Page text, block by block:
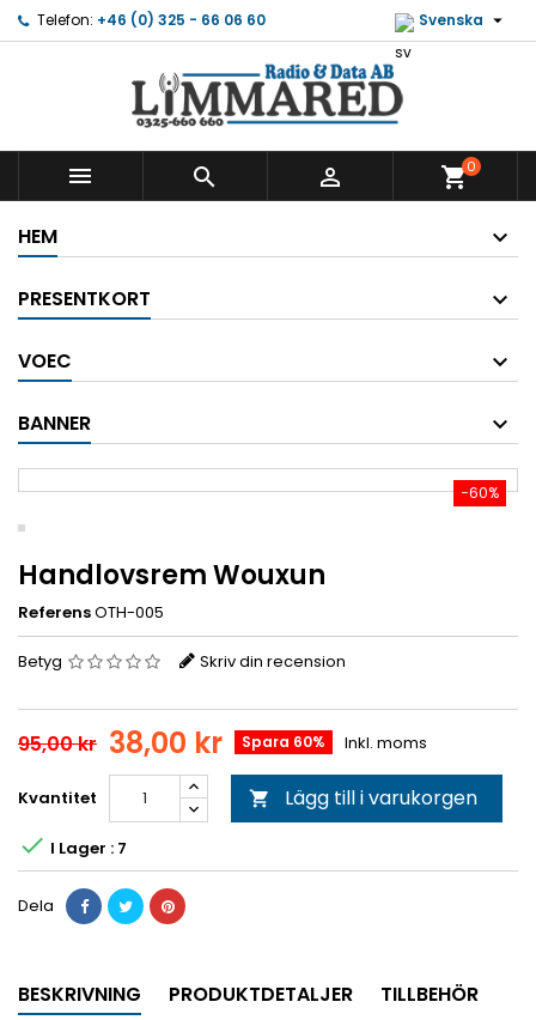
Telefon: +46 (0) 325 - 66 06 60 Svenska 
   shopping_cart0
HEM
PRESENTKORT
VOEC
BANNER
−60%
Handlovsrem Wouxun
ReferensOTH-005
Betyg Skriv din recension
95,00 kr 38,00 kr Spara 60% Inkl. moms
Kvantitet  Lägg till i varukorgen
 I Lager : 7
Dela
BESKRIVNING PRODUKTDETALJER
TILLBEHÖR